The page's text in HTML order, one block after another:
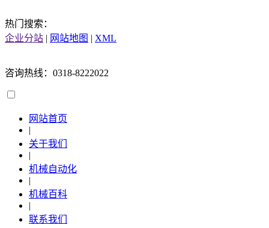
热门搜索：
企业分站 | 网站地图 | XML
咨询热线：0318-8222022
网站首页
|
关于我们
|
机械自动化
|
机械百科
|
联系我们